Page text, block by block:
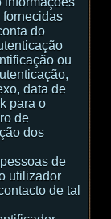
fornecidas
do
ou
data de
para o
de
dos
de
utilizador
de tal